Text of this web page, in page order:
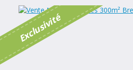
E
x
c
l
u
s
i
v
i
t
é